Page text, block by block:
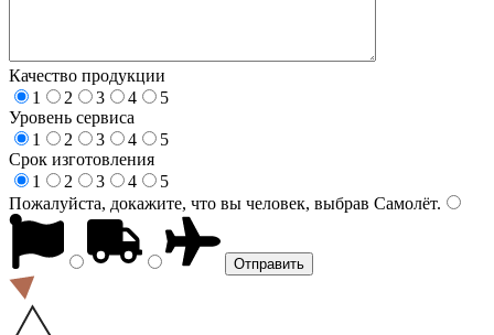
Качество продукции
1
2 3 4
5
Уровень сервиса
1
2 3 4
5
Срок изготовления
1
2 3 4
5
Пожалуйста, докажите, что вы человек, выбрав Самолёт.